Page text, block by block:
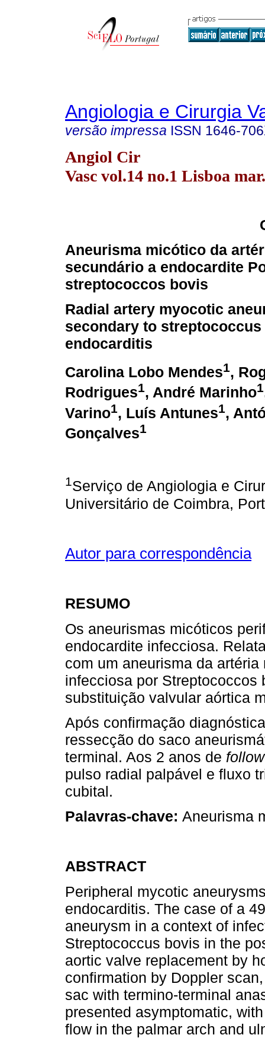
Angiologia e Cirurgia
versão impressa ISSN 1646-
Angiol Cir
Vasc vol.14 no.1 Lisboa
Aneurisma micótico da
secundário a endocardite
streptococcos bovis
Radial artery myocotic
secondary to
endocarditis
Carolina Lobo Mendes1,
Rodrigues1, André Marinho1
Varino1, Luís Antunes1,
Gonçalves1
1Serviço de Angiologia e
Universitário de Coimbra,
Autor para correspondência
RESUMO
Os aneurismas micóticos
endocardite infecciosa.
com um aneurisma da
infecciosa por Streptococcos
substituição valvular aórtica
Após confirmação
ressecção do saco
terminal. Aos 2 anos de
pulso radial palpável e fluxo
cubital.
Palavras-chave: Aneurisma
ABSTRACT
Peripheral mycotic
endocarditis. The case of a
aneurysm in a context of
Streptococcus bovis in the
aortic valve replacement by
confirmation by Doppler
sac with termino-terminal
presented asymptomatic,
flow in the palmar arch and